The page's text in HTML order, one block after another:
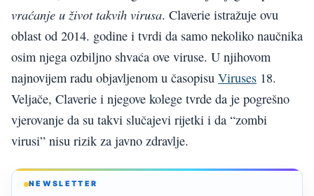
vraćanje u život takvih virusa. Claverie istražuje ovu
oblast od 2014. godine i tvrdi da samo nekoliko naučnika
osim njega ozbiljno shvaća ove viruse. U njihovom
najnovijem radu objavljenom u časopisu Viruses 18.
Veljače, Claverie i njegove kolege tvrde da je pogrešno
vjerovanje da su takvi slučajevi rijetki i da “zombi
virusi” nisu rizik za javno zdravlje.
NEWSLETTER